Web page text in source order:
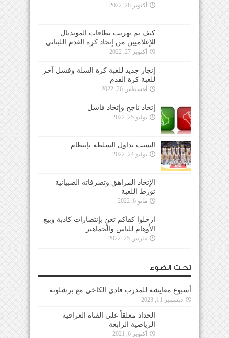
أكتوبر 28, 2022
كيف تم تهريب بطاقات المونديال
للإعلاميين من إتحاد كرة القدم اللبناني
أكتوبر 27, 2022
إنجاز جديد للعبة كرة السلة وفشل آخر
للعبة كرة القدم
أغسطس 26, 2022
إتحاد ناجح وإتحاد فاشل
يوليو 25, 2022
السبب تداول السلطة بإنتظام
يوليو 24, 2022
الإتحاد المراهق وتصرفاته الصبيانية
تورط اللعبة
مايو 6, 2022
ارحلوا كفاكم تغنٍ بإنتصارات كاذبة وبيع
الأوهام للناس والجماهير
مارس 25, 2022
تحت الضوء
أسبوع معايشة للمدرب فادي الكاخي مع برشلونة
ديسمبر 11, 2023
الحداد معلقاً على القناة العراقية
الرياضية الرابعة
أكتوبر 6, 2021